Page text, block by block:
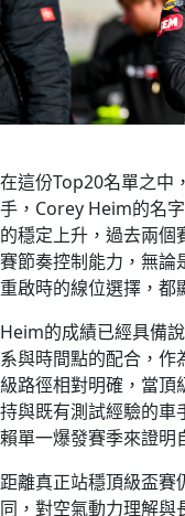
在這份Top20名單之中
手，Corey Heim的名
的穩定上升，過去兩
賽節奏控制能力，無論
重啟時的線位選擇，都
Heim的成績已經具備
系與時間點的配合，
級路徑相對明確，當頂
持與既有測試經驗的
賴單一爆發賽季來證明
距離真正站穩頂級盃
同，對空氣動力理解